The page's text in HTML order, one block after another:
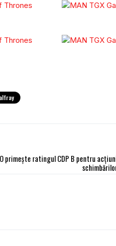
primește ratingul CDP B pentru